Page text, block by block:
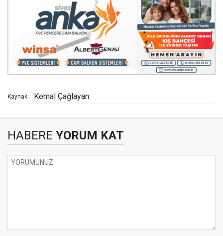
Kaynak: Kemal Çağlayan
HABERE YORUM KAT